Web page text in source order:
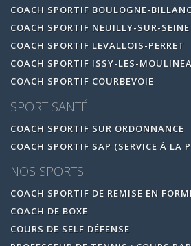
COACH SPORTIF BOULOGNE-
COACH SPORTIF NEUILLY-SUR-SEINE
COACH SPORTIF LEVALLOIS-PERRET
COACH SPORTIF ISSY-LES-
COACH SPORTIF COURBEVOIE
SPORT SANTÉ
COACH SPORTIF SUR ORDONNANCE
COACH SPORTIF SAP (SERVICE À LA
NOS SPORTS
COACH SPORTIF DE REMISE EN
COACH DE BOXE
COURS DE SELF DÉFENSE